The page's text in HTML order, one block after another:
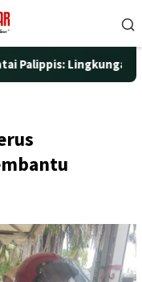
Lingkungan dan